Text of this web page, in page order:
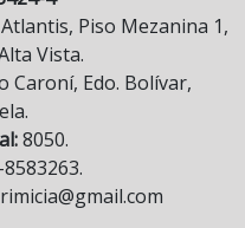
Piso Mezanina 1,
Vista.
Caroní, Edo. Bolívar,
8050.